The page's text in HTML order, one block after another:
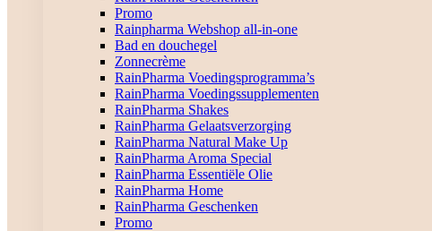
Promo
Rainpharma Webshop all-in-one
Bad en douchegel
Zonnecrème
RainPharma Voedingsprogramma’s
RainPharma Voedingssupplementen
RainPharma Shakes
RainPharma Gelaatsverzorging
RainPharma Natural Make Up
RainPharma Aroma Special
RainPharma Essentiële Olie
RainPharma Home
RainPharma Geschenken
Promo